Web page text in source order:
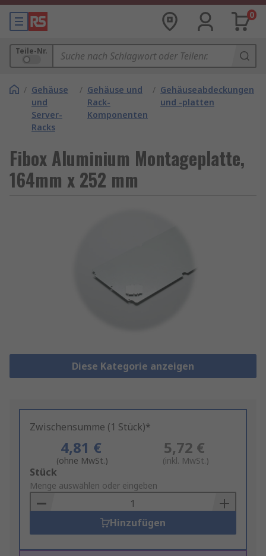
0
Teile-Nr.
/ Gehäuse
und
Server-
Racks
/ Gehäuse und
Rack-
Komponenten
/ Gehäuseabdeckungen
und -platten
Fibox Aluminium Montageplatte,
164mm x 252 mm
Diese Kategorie anzeigen
Zwischensumme (1 Stück)*
4,81 €
(ohne MwSt.)
5,72 €
(inkl. MwSt.)
Add
to
Basket
Stück
Menge auswählen oder eingeben
Hinzufügen